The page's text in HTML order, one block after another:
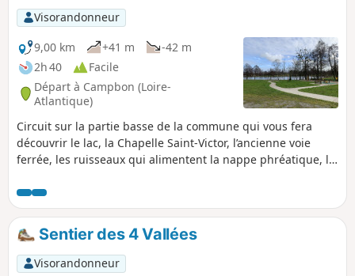
Visorandonneur
9,00 km
+41 m
-42 m
2h 40
Facile
Départ à Campbon (Loire-
Atlantique)
Circuit sur la partie basse de la commune qui vous fera
découvrir le lac, la Chapelle Saint-Victor, l’ancienne voie
ferrée, les ruisseaux qui alimentent la nappe phréatique, la
s'effectue sur des petites routes de campagne.
Sentier des 4 Vallées
Visorandonneur